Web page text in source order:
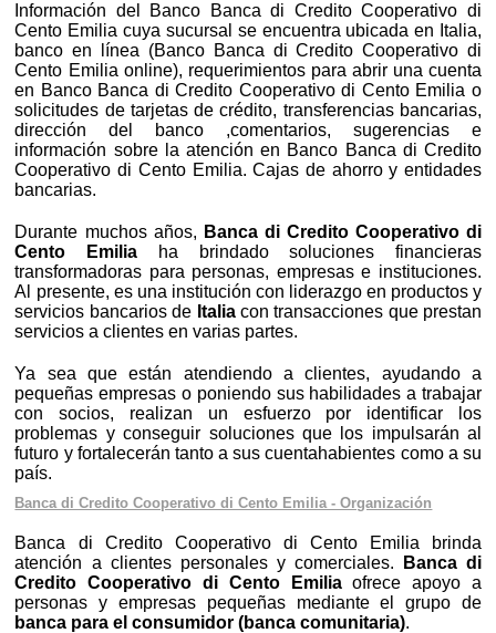
Información del Banco Banca di Credito Cooperativo di
Cento Emilia cuya sucursal se encuentra ubicada en Italia,
banco en línea (Banco Banca di Credito Cooperativo di
Cento Emilia online), requerimientos para abrir una cuenta
en Banco Banca di Credito Cooperativo di Cento Emilia o
solicitudes de tarjetas de crédito, transferencias bancarias,
dirección del banco ,comentarios, sugerencias e
información sobre la atención en Banco Banca di Credito
Cooperativo di Cento Emilia. Cajas de ahorro y entidades
bancarias.
Durante muchos años, Banca di Credito Cooperativo di
Cento Emilia ha brindado soluciones financieras
transformadoras para personas, empresas e instituciones.
Al presente, es una institución con liderazgo en productos y
servicios bancarios de Italiacon transacciones que prestan
servicios a clientes en varias partes.
Ya sea que están atendiendo a clientes, ayudando a
pequeñas empresas o poniendo sus habilidades a trabajar
con socios, realizan un esfuerzo por identificar los
problemas y conseguir soluciones que los impulsarán al
futuro y fortalecerán tanto a sus cuentahabientes como a su
país.
Banca di Credito Cooperativo di Cento Emilia - Organización
Banca di Credito Cooperativo di Cento Emilia brinda
atención a clientes personales y comerciales.
Banca di
Credito Cooperativo di Cento Emiliaofrece apoyo a
personas y empresas pequeñas mediante el grupo de
banca para el consumidor (banca comunitaria).